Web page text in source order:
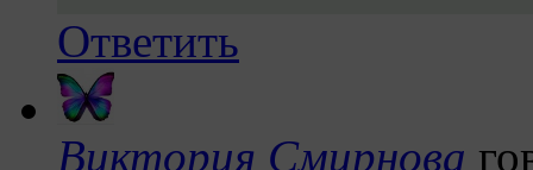
Ответить
Виктория Смирнова